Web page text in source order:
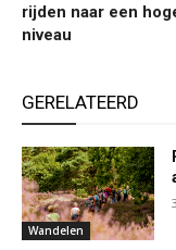
rijden naar een
niveau
GERELATEERD
Wandelen